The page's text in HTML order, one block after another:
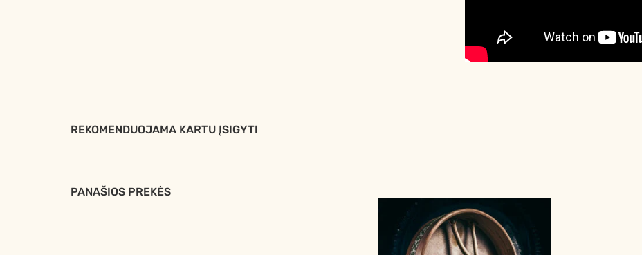
REKOMENDUOJAMA KARTU ĮSIGYTI
PANAŠIOS PREKĖS